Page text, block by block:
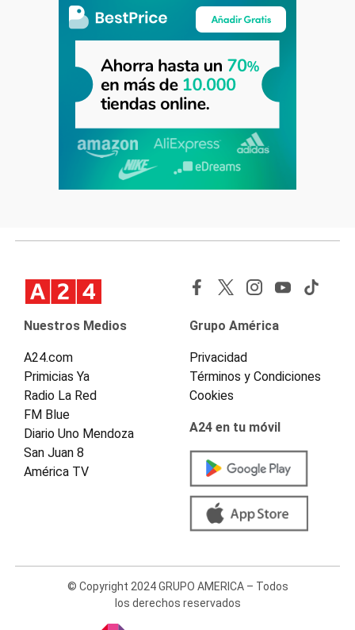
Nuestros Medios
A24.com
Primicias Ya
Radio La Red
FM Blue
Diario Uno Mendoza
San Juan 8
América TV
Grupo América
Privacidad
Términos y Condiciones
Cookies
A24 en tu móvil
© Copyright 2024 GRUPO AMERICA – Todos
los derechos reservados